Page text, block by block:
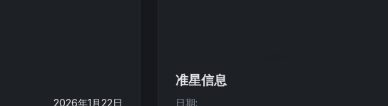
2026年1月22日
准星信息
日期: